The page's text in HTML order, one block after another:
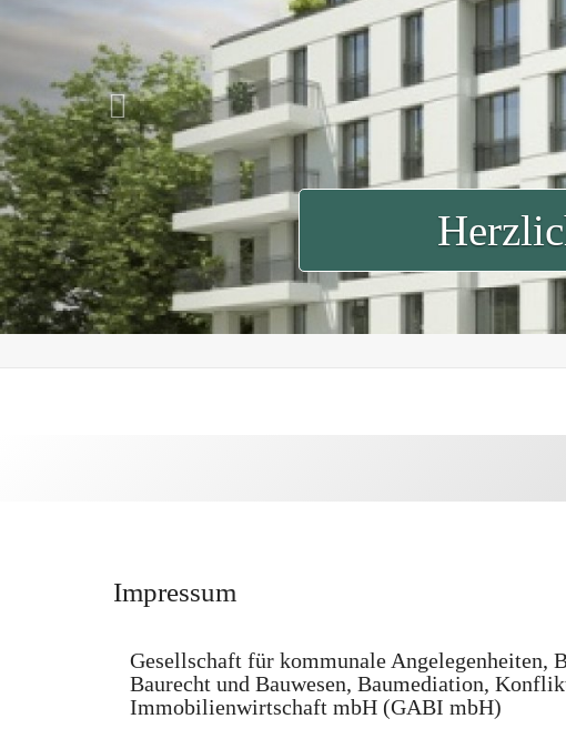
Impressum
Gesellschaft für kommunale Angelegenheiten,
Baurecht und Bauwesen, Baumediation,
Immobilienwirtschaft mbH (GABI mbH)